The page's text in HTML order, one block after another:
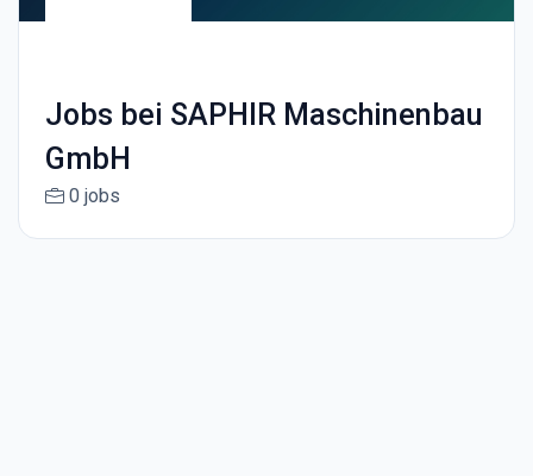
Jobs bei SAPHIR Maschinenbau
GmbH
0 jobs